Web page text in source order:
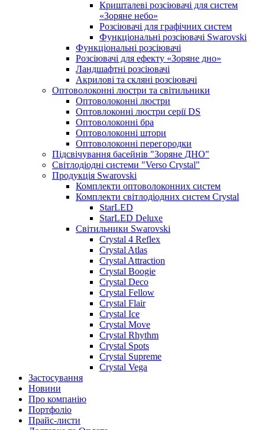
Кришталеві розсіювачі для систем
«Зоряне небо»
Розсіювачі для графічних систем
Функціональні розсіювачі Swarovski
Функціональні розсіювачі
Розсіювачі для ефекту «Зоряне дно»
Ландшафтні розсіювачі
Акрилові та скляні розсіювачі
Оптоволоконні люстри та світильники
Оптоволоконні люстри
Оптовлоконні люстри серії DS
Оптоволоконні бра
Оптоволоконні штори
Оптоволоконні перегородки
Підсвічування басейнів "Зоряне ДНО"
Світлодіодні системи "Verso Crystal"
Продукція Swarovski
Комплекти оптоволоконних систем
Комплекти світлодіодних систем Crystal
StarLED
StarLED Deluxe
Світильники Swarovski
Crystal 4 Reflex
Crystal Atlas
Crystal Attraction
Crystal Boogie
Crystal Deco
Crystal Fellow
Crystal Flair
Crystal Ice
Crystal Move
Crystal Rhythm
Crystal Spots
Crystal Supreme
Crystal Vega
Застосування
Новини
Про компанію
Портфоліо
Прайс-листи